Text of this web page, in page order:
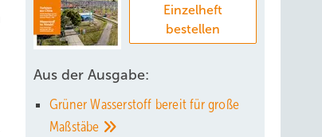
Einzelheft
bestellen
Aus der Ausgabe:
Grüner Wasserstoff bereit für große
Maßstäbe